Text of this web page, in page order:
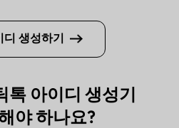
생성하기
톡 아이디 생성기
야 하나요?